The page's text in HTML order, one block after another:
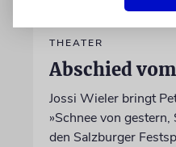
THEATER
Abschied
Jossi Wieler bringt
»Schnee von
den Salzburger